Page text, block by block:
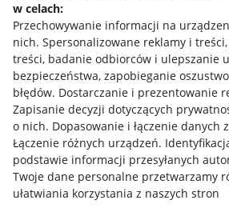
w celach:
Przechowywanie informacji na
nich. Spersonalizowane reklamy i
treści, badanie odbiorców i ulepszanie
bezpieczeństwa, zapobieganie
błędów. Dostarczanie i prezentowanie
Zapisanie decyzji dotyczących
o nich. Dopasowanie i łączenie danych
Łączenie różnych urządzeń.
podstawie informacji przesyłanych
Twoje dane personalne przetwarzamy
ułatwiania korzystania z naszych stron
Allegro Gadane dla sprzedających
Allegro Gadane dla kupujących
Mapa miejscowości
Informacje prawne
Regulamin
Polityka plików "cookies"
Ustawienia plików "cookies"